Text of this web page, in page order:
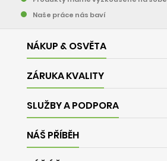
Naše práce nás baví
NÁKUP & OSVĚTA
ZÁRUKA KVALITY
SLUŽBY A PODPORA
NÁŠ PŘÍBĚH